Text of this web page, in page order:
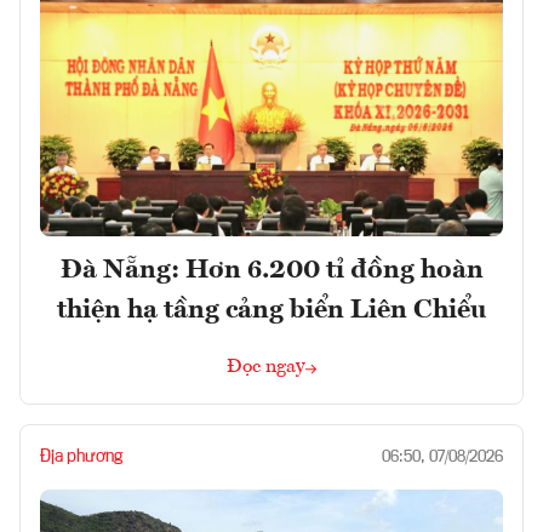
Đà Nẵng: Hơn 6.200 tỉ đồng hoàn
thiện hạ tầng cảng biển Liên Chiểu
Đọc ngay
Địa phương 06:50, 07/08/2026